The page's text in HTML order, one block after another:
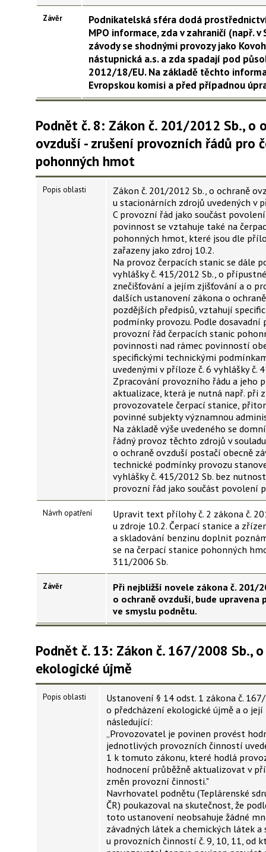
Závěr
Podnikatelská sféra dodá
MPO informace, zda v zahraničí (např. v
závody se shodnými provozy jako
nástupnická a.s. a zda spadají pod
2012/18/EU. Na základě těchto
Evropskou komisi a před případnou
Podnět č. 8: Zákon č. 201/2012 Sb., o
ovzduší - zrušení provozních řádů pro
pohonných hmot
Popis oblasti
Zákon č. 201/2012 Sb., o ochraně
u stacionárních zdrojů uvedených v
C provozní řád jako součást
povinnost se vztahuje také na
pohonných hmot, které jsou dle
zařazeny jako zdroj 10.2.
Na provoz čerpacích stanic se dále
vyhlášky č. 415/2012 Sb., o
znečišťování a jejím zjišťování a o
dalších ustanovení zákona o
pozdějších předpisů, vztahují
podmínky provozu. Podle dosavadní
provozní řád čerpacích stanic
povinnosti nad rámec povinností
specifickými technickými
uvedenými v příloze č. 6 vyhlášky č.
Zpracování provozního řádu a jeho
aktualizace, která je nutná např. při
provozovatele čerpací stanice,
povinné subjekty významnou
Na základě výše uvedeného se
řádný provoz těchto zdrojů v
o ochraně ovzduší postačí obecně
technické podmínky provozu
vyhlášky č. 415/2012 Sb. bez
provozní řád jako součást povolení
Návrh opatření
Upravit text přílohy č. 2 zákona č.
u zdroje 10.2. Čerpací stanice a
a skladování benzinu doplnit
se na čerpací stanice pohonných
311/2006 Sb.
Závěr
Při nejbližší novele zákona č. 201/
o ochraně ovzduší, bude upravena
ve smyslu podnětu.
Podnět č. 13: Zákon č. 167/2008 Sb.,
ekologické újmě
Popis oblasti
Ustanovení § 14 odst. 1 zákona č.
o předcházení ekologické újmě a o její
následující:
„Provozovatel je povinen provést
jednotlivých provozních činností
1 k tomuto zákonu, které hodlá
hodnocení průběžně aktualizovat v
změn provozní činnosti."
Navrhovatel podnětu (Teplárenské
ČR) poukazoval na skutečnost, že
toto ustanovení neobsahuje žádné
závadných látek a chemických látek a
u provozních činností č. 9, 10, 11, od